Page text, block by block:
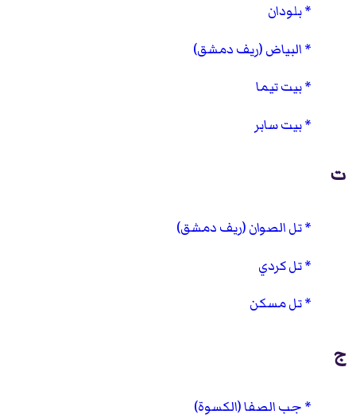
بلودان
البياض (ريف دمشق)
بيت تيما
بيت سابر
ت
تل الصوان (ريف دمشق)
تل كردي
تل مسكن
ج
جب الصفا (الكسوة)